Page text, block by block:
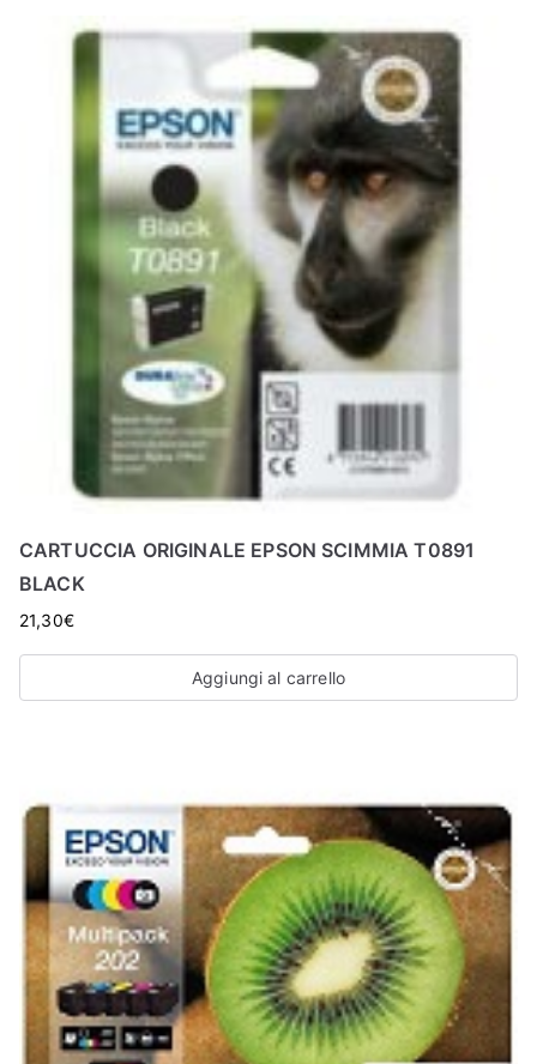
CARTUCCIA ORIGINALE EPSON SCIMMIA T0891
BLACK
21,30€
Aggiungi al carrello